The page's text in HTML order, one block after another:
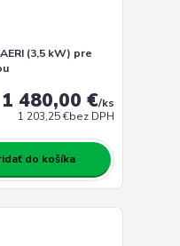
(3,5 kW) pre
1 480,00 €/ks
1 203,25 €bez DPH
do košíka